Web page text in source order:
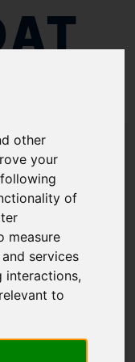
other
your
of
measure
services
interactions,
to
L25/30/ RODETE